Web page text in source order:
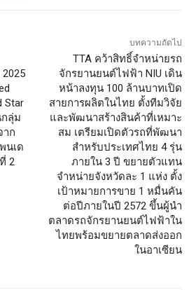
Star
ลุ่ม
ก
นเด
2
บทความถัดไป
TTA คว้าสิทธิ์จำหน่ายรถ
จักรยานยนต์ไฟฟ้า NIU เดิน
หน้าลงทุน 100 ล้านบาทเปิด
สายการผลิตในไทย ตั้งทีมวิจัย
และพัฒนาสร้างสินค้าที่เหมาะ
สม เตรียมเปิดตัวรถที่พัฒนา
สำหรับประเทศไทย 4 รุ่น
ภายใน 3 ปี ขยายตัวแทน
จำหน่ายจังหวัดละ 1 แห่ง ตั้ง
เป้าหมายการขาย 1 หมื่นคัน
ต่อปีภายในปี 2572 ขึ้นผู้นำ
ตลาดรถจักรยานยนต์ไฟฟ้าใน
ไทยพร้อมขยายตลาดส่งออก
ในอาเซียน